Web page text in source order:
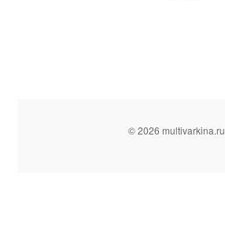
© 2026 multivarkina.ru